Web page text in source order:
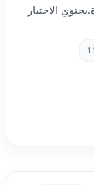
الاختبار